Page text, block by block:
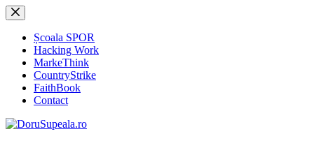
Sari
la
conținutȘcoala SPOR
Hacking Work
MarkeThink
CountryStrike
FaithBook
Contact